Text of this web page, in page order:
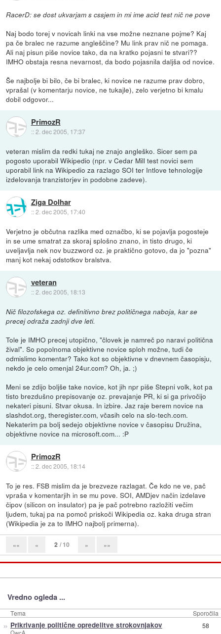
RacerD: se dost ukvarjam s cssjem in mi ime acid test nič ne pove
Naj bodo torej v novicah linki na vse možne neznane pojme? Kaj
pa če bralec ne razume angleščine? Mu link prav nič ne pomaga.
Ali naj pisun piše novice tako, da na kratko pojasni te stvari??
IMHO obstaja resna nevarnost, da bodo pojasnila daljša od novice.
Še najbolje bi bilo, če bi bralec, ki novice ne razume prav dobro,
vprašal (v komentarju novice, ne tukajle), zelo verjetno bi kmalu
dobil odgovor...
PrimozR
::2. dec 2005, 17:37
veteran mislim da redki tukaj ne znajo angleško. Sicer sem pa
pogosto uporabil Wikipedio (npr. v Cedar Mill test novici sem
uporabil link na Wikipedio za razlago SOI ter Intlove tehnologije
izdelovanja tranzistorjev in podobne zadeve).
Ziga Dolhar
::2. dec 2005, 17:40
Verjetno je občutna razlika med označbo, ki se pojavlja pogosteje
in se ume smatrat za skoraj splošno znano, in tisto drugo, ki
uveljavlja nek nov buzzword oz. je praktično gotovo, da jo "pozna"
manj kot nekaj odstotkov bralstva.
veteran
::2. dec 2005, 18:13
Nič filozofskega oz. definitivno brez političnega naboja, kar se
precej odraža zadnji dve leti.
Tole je IMHO precej utopično, "človek je namreč po naravi politična
žival". So popolnoma objektivne novice sploh možne, tudi če
odmislimo komentar? Tako kot so objektivne v dnevnem časopisju,
nekdo je celo omenjal 24ur.com? Oh, ja. ;)
Meni se zdijo boljše take novice, kot jih npr piše Stepni volk, kot pa
tisto brezdušno prepisovanje oz. prevajanje PR, ki si ga privočijo
nekateri pisuni. Stvar okusa. In izbire. Jaz raje berem novice na
slashdot.org, theregister.com, včasih celo na slo-tech.com.
Nekaterim pa bolj sedejo objektivne novice v časopisu Družina,
objektivne novice na microsoft.com... :P
PrimozR
::2. dec 2005, 18:14
To je res. FSB mislim da je brezveze razlagat. Če kdo ne ve, pač
vpraša v komentarjih in se mu pove. SOI, AMDjev način izdelave
čipov (silicon on insulator) pa je pač potrebno razložiti večim
ljudem, tukaj pa na pomoč priskoči Wikipedia oz. kaka druga stran
(Wikipedia je za to IMHO najbolj primerna).
«« « 2 / 10 » »»
Vredno ogleda ...
Tema Sporočila
» Prikrivanje politične opredelitve strokovnjakov 58